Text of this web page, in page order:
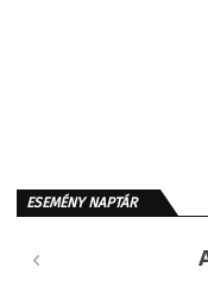
ESEMÉNY NAPTÁR